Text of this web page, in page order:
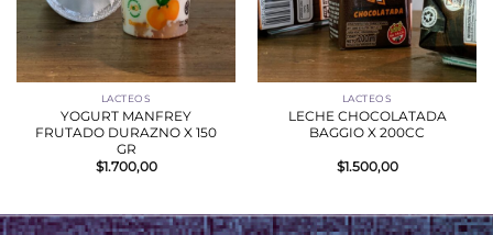
LACTEOS
YOGURT MANFREY
FRUTADO DURAZNO X 150
GR
$1.700,00
LACTEOS
LECHE CHOCOLATADA
BAGGIO X 200CC
$1.500,00